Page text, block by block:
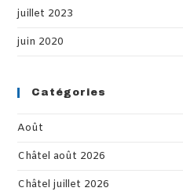
juillet 2023
juin 2020
Catégories
Août
Châtel août 2026
Châtel juillet 2026